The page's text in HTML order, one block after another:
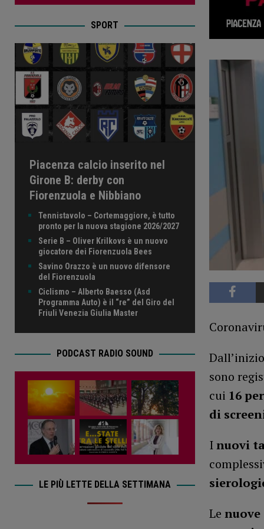
sono
cui 16
di
Inuovi
Le
SPORT
Piacenza calcio inserito nel
Girone B: derby con
Fiorenzuola e Nibbiano
Tennistavolo – Cortemaggiore, è tutto
pronto per la nuova stagione 2026/2027
Serie B – Oliver Krilkovs è un nuovo
giocatore dei Fiorenzuola Bees
Savino Orazzo è un nuovo difensore
del Fiorenzuola
Ciclismo – Alberto Baesso (Asd
Programma Auto) è il “re” del Giro del
Friuli Venezia Giulia Master
PODCAST RADIO SOUND
LE PIÙ LETTE DELLA SETTIMANA